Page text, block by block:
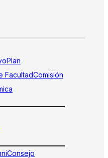
Plan
FacultadComisión
Consejo